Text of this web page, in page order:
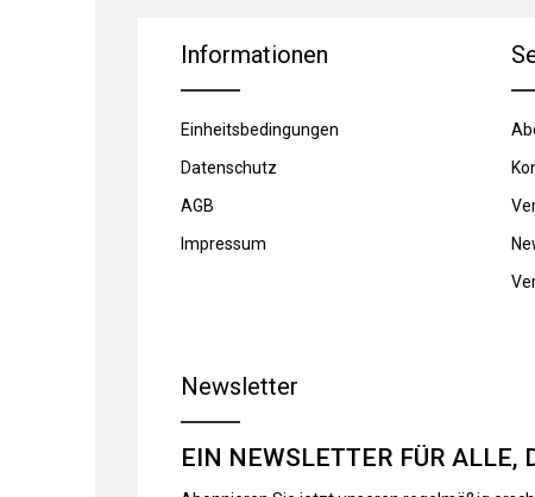
Informationen
Einheitsbedingungen
Datenschutz
AGB
Impressum
Newsletter
EIN NEWSLETTER FÜR ALLE,